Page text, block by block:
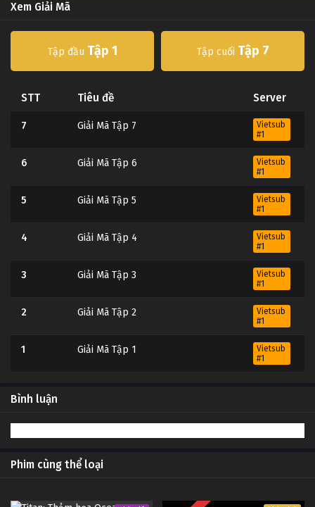
Xem Giải Mã
Tập đầu Tập 1 Tập cuối Tập 7
STT Tiêu đề Server
7 Giải Mã Tập 7
Vietsub
#1
6 Giải Mã Tập 6
Vietsub
#1
5 Giải Mã Tập 5
Vietsub
#1
4 Giải Mã Tập 4
Vietsub
#1
3 Giải Mã Tập 3
Vietsub
#1
2 Giải Mã Tập 2
Vietsub
#1
1 Giải Mã Tập 1
Vietsub
#1
Bình luận
Phim cùng thể loại